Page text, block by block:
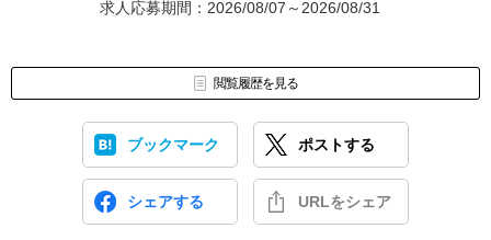
求人応募期間：2026/08/07～2026/08/31
閲覧履歴を見る
ブックマーク ポストする
シェアする URLをシェア